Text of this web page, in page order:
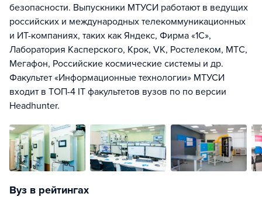
безопасности. Выпускники МТУСИ работают в ведущих
российских и международных телекоммуникационных
и ИТ-компаниях, таких как Яндекс, Фирма «1С»,
Лаборатория Касперского, Крок, VK, Ростелеком, МТС,
Мегафон, Российские космические системы и др.
Факультет «Информационные технологии» МТУСИ
входит в ТОП-4 IT факультетов вузов по по версии
Headhunter.
Вуз в рейтингах